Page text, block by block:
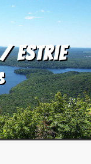
Estrie